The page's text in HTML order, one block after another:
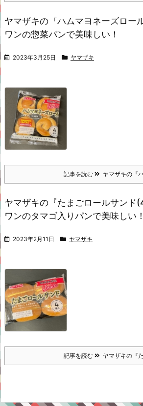
ヤマザキの『ハムマヨネーズロー
ワンの惣菜パンで美味しい！
2023年3月25日 ヤマザキ
記事を読む ヤマザキの『
ヤマザキの『たまごロールサンド
ワンのタマゴ入りパンで美味しい！
2023年2月11日 ヤマザキ
記事を読む ヤマザキの『